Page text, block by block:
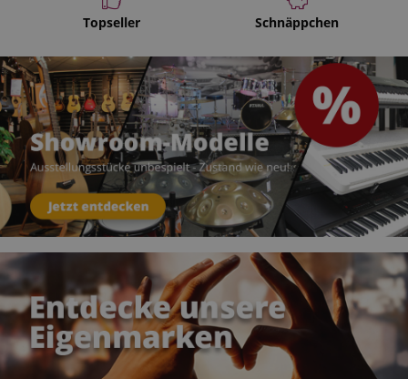
Topseller Schnäppchen